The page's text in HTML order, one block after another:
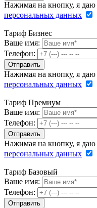
Нажимая на кнопку, я даю
персональных данных
Тариф Бизнес
Ваше имя:
Телефон:
Нажимая на кнопку, я даю
персональных данных
Тариф Премиум
Ваше имя:
Телефон:
Нажимая на кнопку, я даю
персональных данных
Тариф Базовый
Ваше имя:
Телефон: